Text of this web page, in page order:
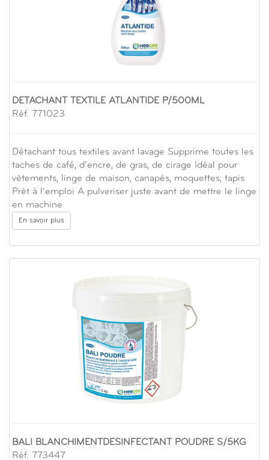
DETACHANT TEXTILE ATLANTIDE P/500ML
Réf. 771023
Détachant tous textiles avant lavage Supprime toutes les
taches de café, d’encre, de gras, de cirage Idéal pour
vêtements, linge de maison, canapés, moquettes, tapis
Prêt à l’emploi A pulveriser juste avant de mettre le linge
en machine
En savoir plus
BALI BLANCHIMENTDESINFECTANT POUDRE S/5KG
Réf. 773447